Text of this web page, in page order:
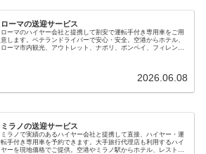
ローマの送迎サービス
ローマのハイヤー会社と提携して割安で運転手付き専用車をご用
意します。ベテランドライバーで安心・安全。空港からホテル、
ローマ市内観光、アウトレット、ナポリ、ポンペイ、フィレンツ
2026.06.08
ミラノの送迎サービス
ミラノで実績のあるハイヤー会社と提携して直接、ハイヤー・運
転手付き専用車を予約できます。大手旅行代理店も利用するハイ
ヤーを現地価格でご提供。空港やミラノ駅からホテル、レストラ